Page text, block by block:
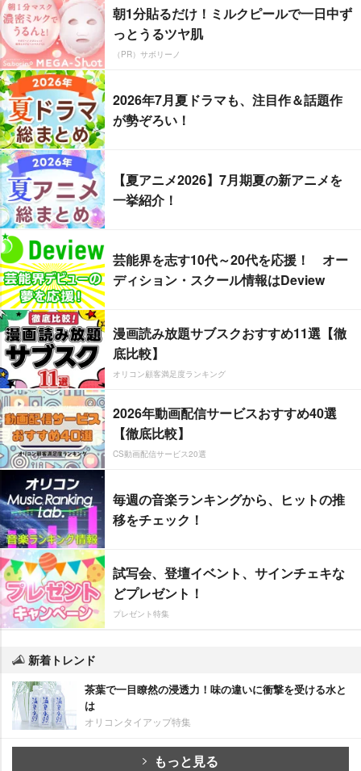
朝1分貼るだけ！ミルクピールで一日中ず
っとうるツヤ肌
（PR）サボリーノ
2026年7月夏ドラマも、注目作＆話題作
が勢ぞろい！
【夏アニメ2026】7月期夏の新アニメを
一挙紹介！
芸能界を志す10代～20代を応援！ オー
ディション・スクール情報はDeview
漫画読み放題サブスクおすすめ11選【徹
底比較】
オリコン顧客満足度ランキング
2026年動画配信サービスおすすめ40選
【徹底比較】
CS動画配信サービス20選
毎週の音楽ランキングから、ヒットの推
移をチェック！
試写会、登壇イベント、サインチェキな
どプレゼント！
プレゼント特集
新着トレンド
茶葉で一目瞭然の浸透力！味の違いに衝撃を受ける水と
は
オリコンタイアップ特集
もっと見る